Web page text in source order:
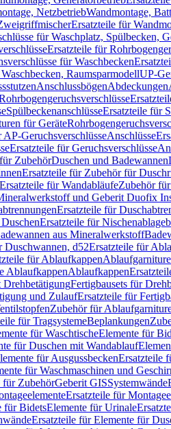
NetzbetriebWandmontage,
Ersatzteile für
für Waschplatz, Spülbecken,
Ersatzteile für
für Waschbecken
RaumsparmodellUP-
AnschlussbögenAbdeckungen
SpülbeckenanschlüsseErsatzteile für
für Geräte
AP-GeruchsverschlüsseAnschlüsse
Ersatzteile für Geruchsverschlüsse
ZubehörDuschen und Badewannen
Ersatzteile für Zubehör für
Ersatzteile für WandabläufeZubehör
und Geberit Duofix
Ersatzteile für
Ersatzteile für
aus Mineralwerkstoff
d52Ersatzteile für
für Ablaufkappen
AblaufkappenAblaufkappen
Fertigbausets für
und ZulaufErsatzteile für
Zubehör für
für TragsystemeBeplankungen
für WaschtischeElemente für
für Duschen mit Wandablauf
für AusgussbeckenErsatzteile
für Waschmaschinen und
für ZubehörGeberit GISSystemwände
Ersatzteile für
für BidetsElemente für Urinale
Ersatzteile für Elemente für